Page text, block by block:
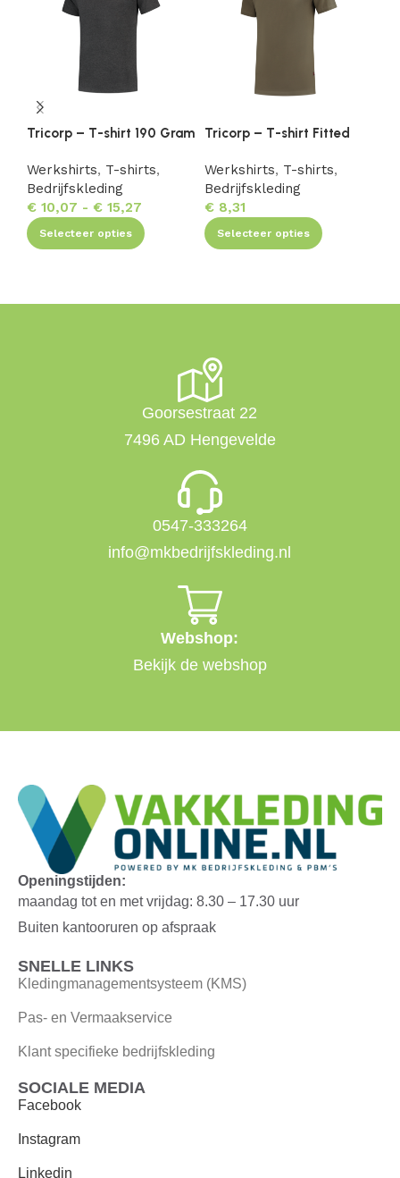
Tricorp – T-shirt 190 Gram
Werkshirts, T-shirts,
Bedrijfskleding
€ 10,07 - € 15,27
Selecteer opties
Tricorp – T-shirt Fitted
Werkshirts, T-shirts,
Bedrijfskleding
€8,31
Selecteer opties
Goorsestraat 22
7496 AD Hengevelde
0547-333264
info@mkbedrijfskleding.nl
Webshop:
Bekijk de webshop
Openingstijden:
maandag tot en met vrijdag: 8.30 – 17.30 uur
Buiten kantooruren op afspraak
SNELLE LINKS
Kledingmanagementsysteem (KMS)
Pas- en Vermaakservice
Klant specifieke bedrijfskleding
SOCIALE MEDIA
Facebook
Instagram
Linkedin